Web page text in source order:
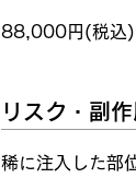
88,000円(税込)
リスク・副作
稀に注入した部